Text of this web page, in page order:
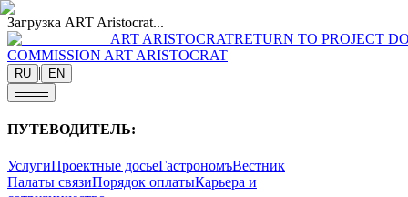
Загрузка ART Aristocrat...
ART ARISTOCRATRETURN TO PROJECT
COMMISSION ART ARISTOCRAT
RU | EN
ПУТЕВОДИТЕЛЬ:
УслугиПроектные досьеГастрономъВестник
Палаты связиПорядок оплатыКарьера и